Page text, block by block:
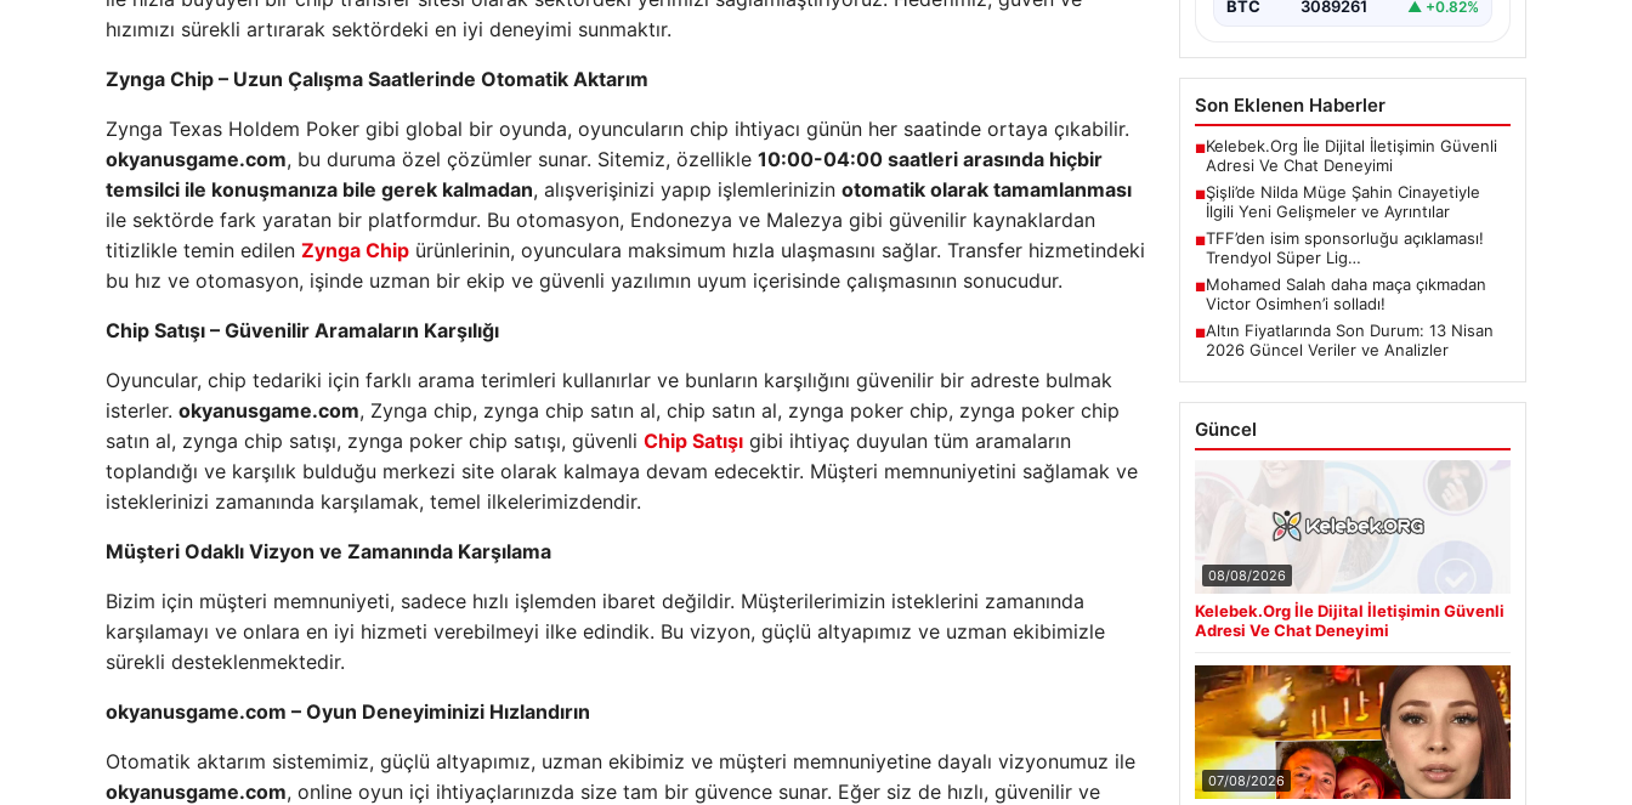
hızımızı sürekli artırarak sektördeki en iyi deneyimi sunmaktır.
Zynga Chip – Uzun Çalışma Saatlerinde Otomatik Aktarım
Zynga Texas Holdem Poker gibi global bir oyunda, oyuncuların chip ihtiyacı günün her saatinde ortaya çıkabilir.
okyanusgame.com, bu duruma özel çözümler sunar. Sitemiz, özellikle 10:00-04:00 saatleri arasında hiçbir
temsilci ile konuşmanıza bile gerek kalmadan, alışverişinizi yapıp işlemlerinizin otomatik olarak tamamlanması
ile sektörde fark yaratan bir platformdur. Bu otomasyon, Endonezya ve Malezya gibi güvenilir kaynaklardan
titizlikle temin edilen Zynga Chip ürünlerinin, oyunculara maksimum hızla ulaşmasını sağlar. Transfer hizmetindeki
bu hız ve otomasyon, işinde uzman bir ekip ve güvenli yazılımın uyum içerisinde çalışmasının sonucudur.
Chip Satışı – Güvenilir Aramaların Karşılığı
Oyuncular, chip tedariki için farklı arama terimleri kullanırlar ve bunların karşılığını güvenilir bir adreste bulmak
isterler. okyanusgame.com, Zynga chip, zynga chip satın al, chip satın al, zynga poker chip, zynga poker chip
satın al, zynga chip satışı, zynga poker chip satışı, güvenli Chip Satışı gibi ihtiyaç duyulan tüm aramaların
toplandığı ve karşılık bulduğu merkezi site olarak kalmaya devam edecektir. Müşteri memnuniyetini sağlamak ve
isteklerinizi zamanında karşılamak, temel ilkelerimizdendir.
Müşteri Odaklı Vizyon ve Zamanında Karşılama
Bizim için müşteri memnuniyeti, sadece hızlı işlemden ibaret değildir. Müşterilerimizin isteklerini zamanında
karşılamayı ve onlara en iyi hizmeti verebilmeyi ilke edindik. Bu vizyon, güçlü altyapımız ve uzman ekibimizle
sürekli desteklenmektedir.
okyanusgame.com – Oyun Deneyiminizi Hızlandırın
Otomatik aktarım sistemimiz, güçlü altyapımız, uzman ekibimiz ve müşteri memnuniyetine dayalı vizyonumuz ile
okyanusgame.com, online oyun içi ihtiyaçlarınızda size tam bir güvence sunar. Eğer siz de hızlı, güvenilir ve
BTC 3089261 ▲ +0.82%
Son Eklenen Haberler
■Kelebek.Org İle Dijital İletişimin Güvenli
Adresi Ve Chat Deneyimi
■Şişli’de Nilda Müge Şahin Cinayetiyle
İlgili Yeni Gelişmeler ve Ayrıntılar
■TFF’den isim sponsorluğu açıklaması!
Trendyol Süper Lig…
■Mohamed Salah daha maça çıkmadan
Victor Osimhen’i solladı!
■Altın Fiyatlarında Son Durum: 13 Nisan
2026 Güncel Veriler ve Analizler
Güncel
08/08/2026
Kelebek.Org İle Dijital İletişimin Güvenli
Adresi Ve Chat Deneyimi
07/08/2026